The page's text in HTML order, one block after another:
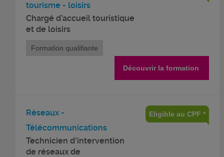
tourisme - loisirs
Chargé d’accueil touristique
et de loisirs
Formation qualifiante
Découvrir la formation
Réseaux -
Télécommunications
Technicien d'intervention
de réseaux de
Eligible au CPF *